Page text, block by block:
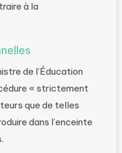
à la
de l’Éducation
« strictement
que de telles
dans l’enceinte